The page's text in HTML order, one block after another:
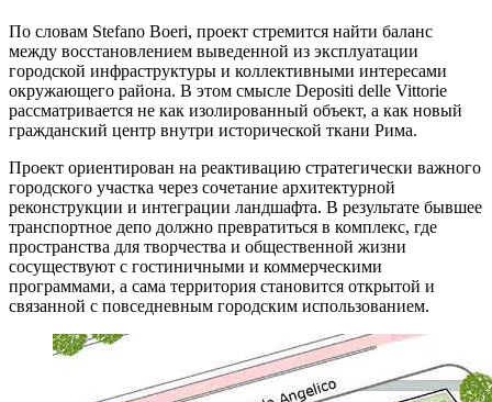
По словам Stefano Boeri, проект стремится найти баланс
между восстановлением выведенной из эксплуатации
городской инфраструктуры и коллективными интересами
окружающего района. В этом смысле Depositi delle Vittorie
рассматривается не как изолированный объект, а как новый
гражданский центр внутри исторической ткани Рима.
Проект ориентирован на реактивацию стратегически важного
городского участка через сочетание архитектурной
реконструкции и интеграции ландшафта. В результате бывшее
транспортное депо должно превратиться в комплекс, где
пространства для творчества и общественной жизни
сосуществуют с гостиничными и коммерческими
программами, а сама территория становится открытой и
связанной с повседневным городским использованием.